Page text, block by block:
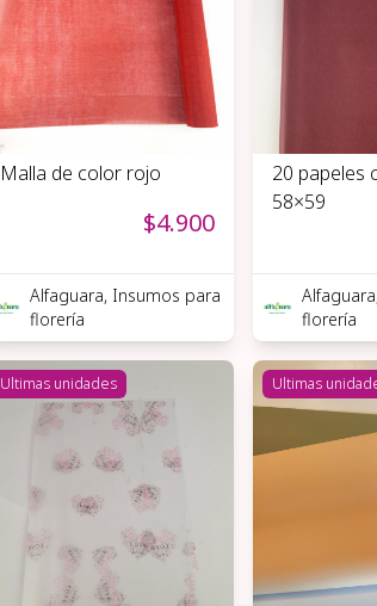
Malla de color rojo
$4.900
Alfaguara, Insumos para
florería
20 papeles
58×59
florería
Ultimas unidades Ultimas